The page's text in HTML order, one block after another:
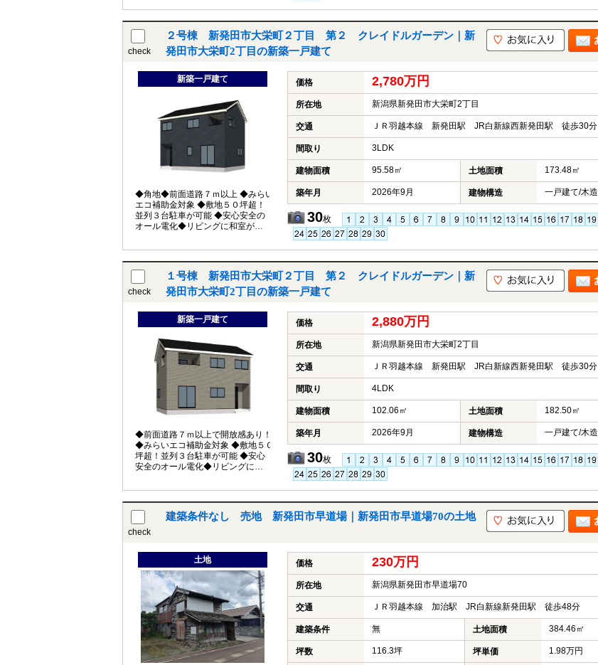
＋和室で広々２２帖 ・リビング全
体が見れる新品の対面キッチン ・
使いやすい全居室収納付き ・風除
室付きの玄関で快適 ・各階トイレ
付 ・天気に左右されない窓付バル
check
２号棟 新発田市大栄町２丁目 第２ クレイドルガーデン｜新
発田市大栄町2丁目の新築一戸建て
新築一戸建て
◆角地◆前面道路７ｍ以上 ◆みらい
エコ補助金対象 ◆敷地５０坪超！
並列３台駐車が可能 ◆安心安全の
オール電化◆リビングに和室が隣接
ローンに強い」会社です ３）未公
開情報（新規物件、値引き情報な
ど）も提供します ４）お得なプレ
ゼントキャンペーン実施中 ■自動洗
浄機能付きの外壁サイディング ■地
震に強い「耐震等級３」の家！ ■厳
性能評価」W取得！ ■「ベタ基礎」
「地盤改良工事」実施！ ■安心の建
物１０年保証（最大３５年まで延
長可） ■年中無休のアフターサービ
スコールセンター設置 ■浴室乾燥機
で天候に左右されずお洗濯が可能
【教育】 御免町小学校 徒歩５分
第一中学校 徒歩１２分
価格 2,780万円
所在地 新潟県新発田市大栄町2丁目
交通 ＪＲ羽越本線 新発田駅 JR白新線西新発田駅 徒歩30分
間取り 3LDK
建物面積 95.58㎡ 土地面積 173.48㎡
築年月 2026年9月 建物構造 一戸建て/木造
30枚
check
１号棟 新発田市大栄町２丁目 第２ クレイドルガーデン｜新
発田市大栄町2丁目の新築一戸建て
新築一戸建て
◆前面道路７ｍ以上で開放感あり！
◆みらいエコ補助金対象 ◆敷地５０
坪超！並列３台駐車が可能 ◆安心
安全のオール電化◆リビングに畳コ
「住宅ローンに強い」会社です
３）未公開情報（新規物件、値引
き情報など）も提供します ４）お
中 ■自動洗浄機能付きの外壁サイデ
ィング ■地震に強い「耐震等級３」
の家！ ■厳しい第三者機関検査によ
る「住宅性能評価」W取得！ ■「ベ
タ基礎」「地盤改良工事」実施！ ■
安心の建物１０年保証（最大３５
年まで延長可） ■年中無休のアフタ
ーサービスコールセンター設置 ■浴
室乾燥機で天候に左右されずお洗
濯が可能 【教育】 御免町小学校
徒歩５分 第一中学校 徒歩１２分
価格 2,880万円
所在地 新潟県新発田市大栄町2丁目
交通 ＪＲ羽越本線 新発田駅 JR白新線西新発田駅 徒歩30分
間取り 4LDK
建物面積 102.06㎡ 土地面積 182.50㎡
築年月 2026年9月 建物構造 一戸建て/木造
30枚
check
建築条件なし 売地 新発田市早道場｜新発田市早道場70の土地
土地 価格 230万円
所在地 新潟県新発田市早道場70
交通 ＪＲ羽越本線 加治駅 JR白新線新発田駅 徒歩48分
建築条件 無 土地面積 384.46㎡
坪数 116.3坪 坪単価 1.98万円